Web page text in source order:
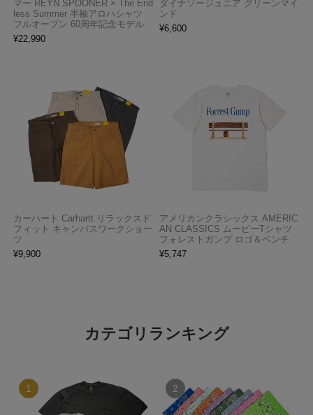
マー REYN SPOONER × The End
less Summer 半袖アロハシャツ
フルオープン 60周年記念モデル
¥22,990
ダイナソージュニア グリーンマイ
ンド
¥6,600
カーハート Carhartt リラックスド
フィット キャンバスワークショー
ツ
¥9,900
アメリカンクラシックス AMERIC
AN CLASSICS ムービーTシャツ
フォレストガンプ ロゴ＆ベンチ
¥5,747
カテゴリランキング